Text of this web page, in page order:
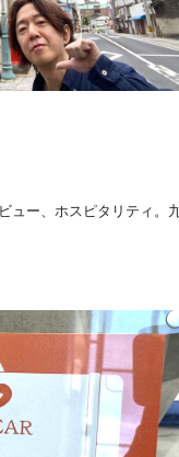
ュー、ホスピタリティ。